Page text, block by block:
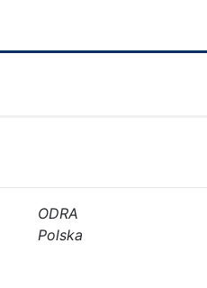
ODRA
Polska